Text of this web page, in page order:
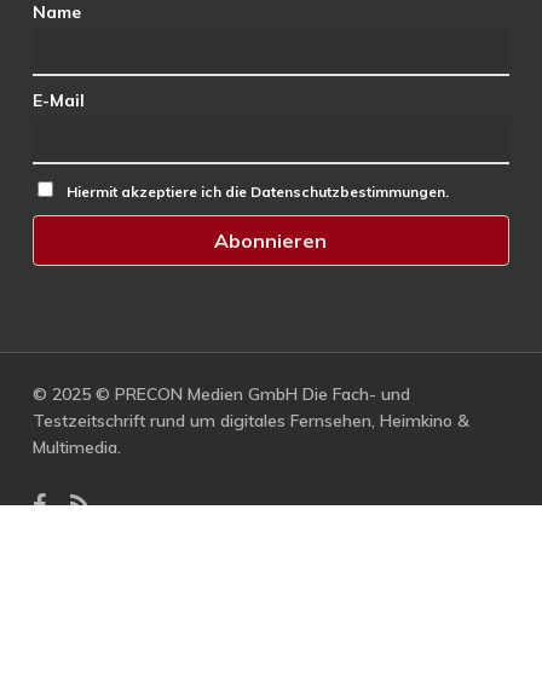
Name
E-Mail
Hiermit akzeptiere ich die Datenschutzbestimmungen.
© 2025 © PRECON Medien GmbH Die Fach- und
Testzeitschrift rund um digitales Fernsehen, Heimkino &
Multimedia.
facebook
RSS